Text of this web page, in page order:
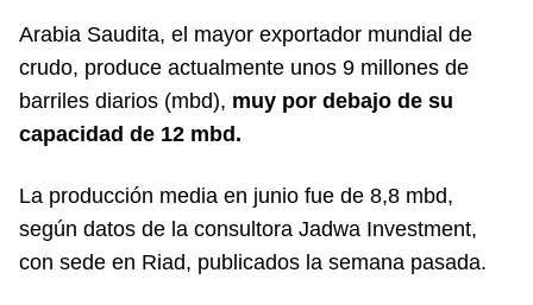
Arabia Saudita, el mayor exportador mundial de
crudo, produce actualmente unos 9 millones de
barriles diarios (mbd), muy por debajo de su
capacidad de 12 mbd.
La producción media en junio fue de 8,8 mbd,
según datos de la consultora Jadwa Investment,
con sede en Riad, publicados la semana pasada.